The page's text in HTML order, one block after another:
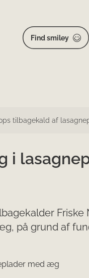
Find smiley
tilbagekald af
i
Friske
på grund af
med æg